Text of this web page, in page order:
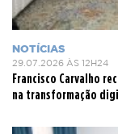
NOTÍCIAS
29.07.2026 ÀS 12H24
Francisco Carvalho
na transformação